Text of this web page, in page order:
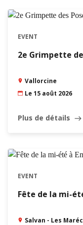
EVENT
2e Grimpette
Vallorcine
Le 15 août 2026
Plus de détails east
EVENT
Fête de la mi-
Salvan - Les